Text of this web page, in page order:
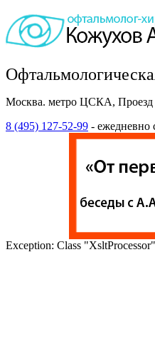
Москва. метро ЦСКА, Проезд
8 (495) 127-52-99 - ежедневно
Exception: Class